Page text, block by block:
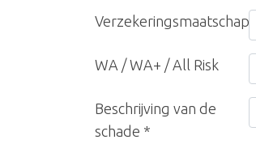
Verzekeringsmaatschappij
WA / WA+ / All Risk
Beschrijving van de
schade *